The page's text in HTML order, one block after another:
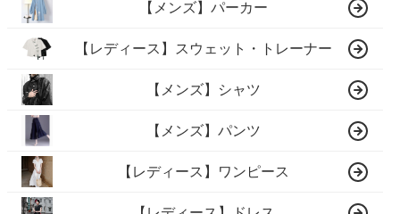
【メンズ】パーカー
【レディース】スウェット・トレーナー
【メンズ】シャツ
【メンズ】パンツ
【レディース】ワンピース